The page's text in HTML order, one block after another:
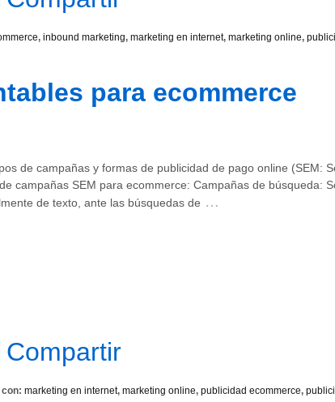
, inbound marketing, marketing en internet, marketing online,
para ecommerce
de campañas y formas de publicidad de pago online (SEM:
campañas SEM para ecommerce: Campañas de búsqueda:
de texto, ante las búsquedas de …
LinkedIn
Compartir
con: marketing en internet, marketing online, publicidad ecommerce,